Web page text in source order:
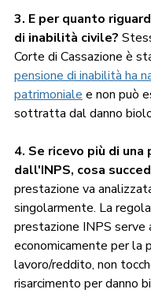
3. E per quanto
di inabilità civile?
Corte di Cassazione è
pensione di inabilità ha
patrimoniale e non può
sottratta dal danno
4. Se ricevo più di
dall'INPS, cosa
prestazione va
singolarmente. La
prestazione INPS serve
economicamente per la
lavoro/reddito, non
risarcimento per danno